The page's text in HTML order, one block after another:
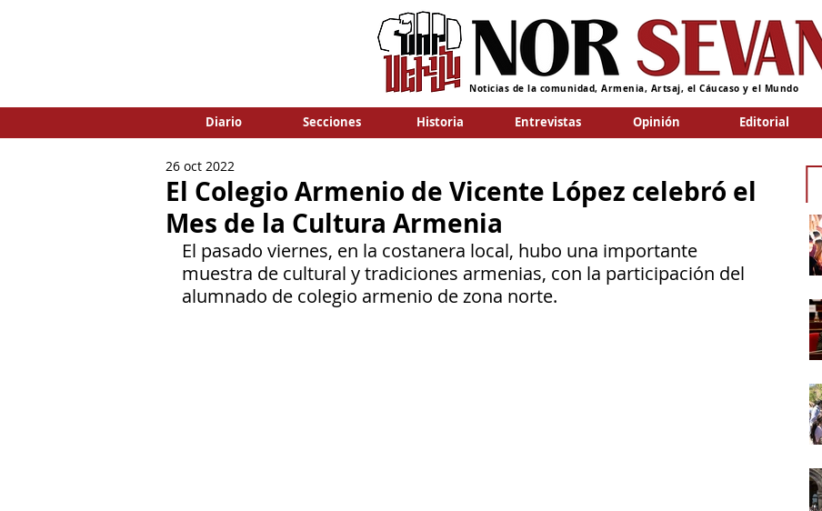
Noticias de la comunidad, Armenia, Artsaj, el Cáucaso y el Mundo
Diario Secciones Historia Entrevistas Opinión Editorial
El Colegio Armenio de Vicente López celebró el
Mes de la Cultura Armenia
26 oct 2022
El pasado viernes, en la costanera local, hubo una importante
muestra de cultural y tradiciones armenias, con la participación del
alumnado de colegio armenio de zona norte.